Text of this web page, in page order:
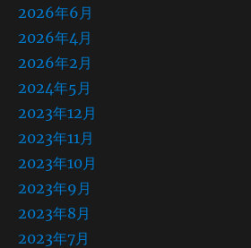
2026年6月
2026年4月
2026年2月
2024年5月
2023年12月
2023年11月
2023年10月
2023年9月
2023年8月
2023年7月